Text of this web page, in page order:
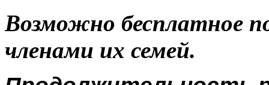
Возможно бесплатное
членами их семей.